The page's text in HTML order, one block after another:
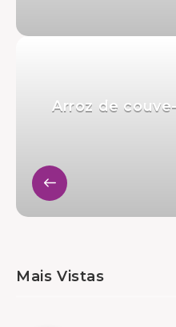
Arroz de
Mais Vistas